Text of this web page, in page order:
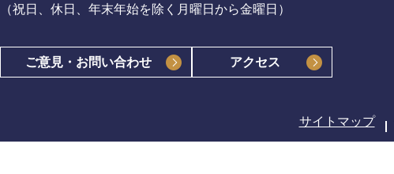
（祝日、休日、年末年始を除く月曜日から金曜日）
ご意見・お問い合わせ アクセス
サイトマップ